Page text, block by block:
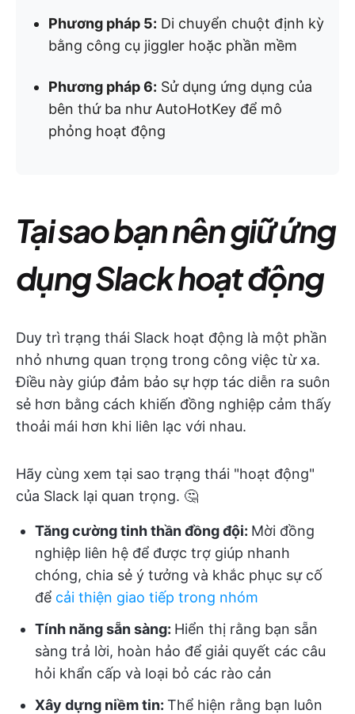
Phương pháp 5: Di chuyển chuột định kỳ
bằng công cụ jiggler hoặc phần mềm
Phương pháp 6: Sử dụng ứng dụng của
bên thứ ba như AutoHotKey để mô
phỏng hoạt động
Tại sao bạn nên giữ ứng
dụng Slack hoạt động
Duy trì trạng thái Slack hoạt động là một phần
nhỏ nhưng quan trọng trong công việc từ xa.
Điều này giúp đảm bảo sự hợp tác diễn ra suôn
sẻ hơn bằng cách khiến đồng nghiệp cảm thấy
thoải mái hơn khi liên lạc với nhau.
Hãy cùng xem tại sao trạng thái "hoạt động"
của Slack lại quan trọng. 🤔
Tăng cường tinh thần đồng đội: Mời đồng
nghiệp liên hệ để được trợ giúp nhanh
chóng, chia sẻ ý tưởng và khắc phục sự cố
để cải thiện giao tiếp trong nhóm
Tính năng sẵn sàng: Hiển thị rằng bạn sẵn
sàng trả lời, hoàn hảo để giải quyết các câu
hỏi khẩn cấp và loại bỏ các rào cản
Xây dựng niềm tin: Thể hiện rằng bạn luôn